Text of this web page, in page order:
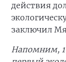
действия
заключил
Напомним,